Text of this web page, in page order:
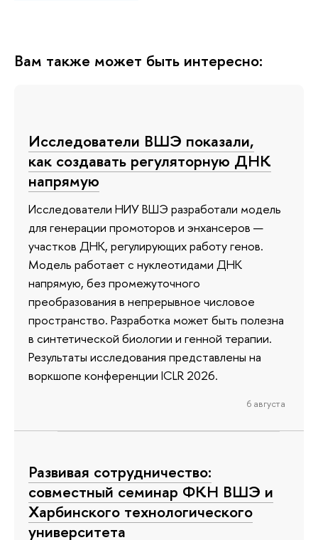
Вам также может быть интересно:
Исследователи ВШЭ показали,
как создавать регуляторную ДНК
напрямую
Исследователи НИУ ВШЭ разработали модель
для генерации промоторов и энхансеров —
участков ДНК, регулирующих работу генов.
Модель работает с нуклеотидами ДНК
напрямую, без промежуточного
преобразования в непрерывное числовое
пространство. Разработка может быть полезна
в синтетической биологии и генной терапии.
Результаты исследования представлены на
воркшопе конференции ICLR 2026.
6 августа
Развивая сотрудничество:
совместный семинар ФКН ВШЭ и
Харбинского технологического
университета